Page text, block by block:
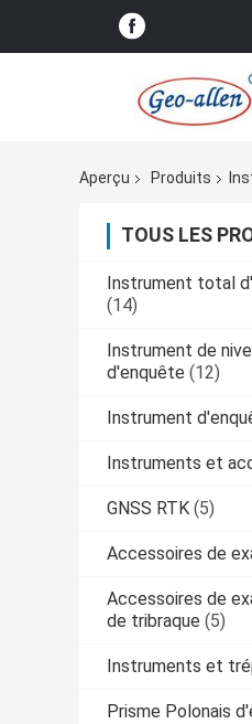
Aperçu Produits
TOUS LES
Instrument total
(14)
Instrument de
d'enquête (12)
Instrument
Instruments et
GNSS RTK (5)
Accessoires de
Accessoires de
de tribraque (5)
Instruments et
Prisme Polonais